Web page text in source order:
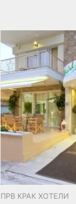
ПРВ КРАК ХОТЕЛИ